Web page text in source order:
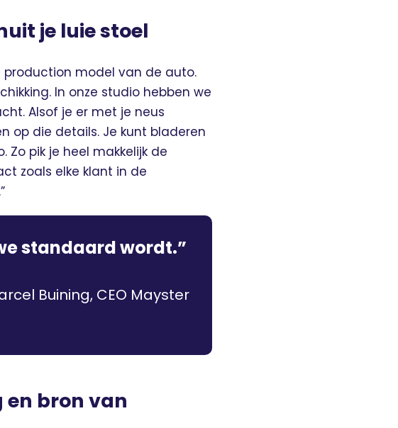
je luie stoel
model van de auto.
In onze studio hebben we
Alsof je er met je neus
op die details. Je kunt bladeren
pik je heel makkelijk de
zoals elke klant in de
standaard wordt.”
Buining, CEO Mayster
en bron van